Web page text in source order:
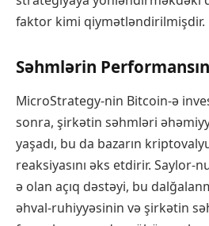
faktor kimi qiymətləndirilmişdir.
Səhmlərin
MicroStrategy-nin Bitcoin-ə
sonra, şirkətin səhmləri
yaşadı, bu da bazarın
reaksiyasını əks etdirir. Saylor-
ə olan açıq dəstəyi, bu
əhval-ruhiyyəsinin və şirkətin